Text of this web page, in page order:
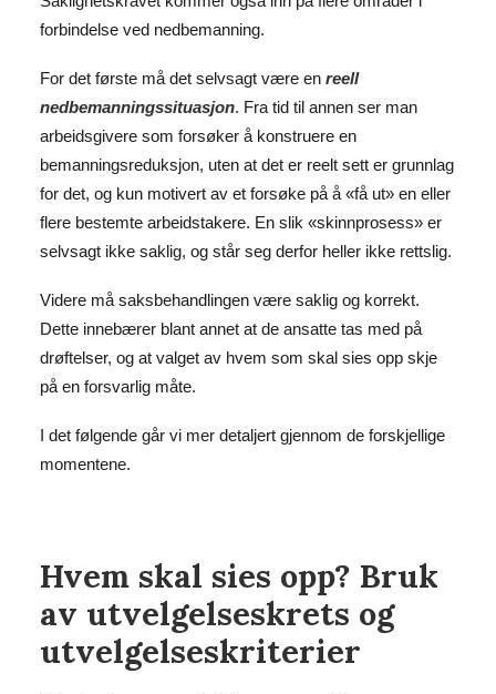
forbindelse ved nedbemanning.
For det første må det selvsagt være en reell
nedbemanningssituasjon. Fra tid til annen ser man
arbeidsgivere som forsøker å konstruere en
bemanningsreduksjon, uten at det er reelt sett er grunnlag
for det, og kun motivert av et forsøke på å «få ut» en eller
flere bestemte arbeidstakere. En slik «skinnprosess» er
selvsagt ikke saklig, og står seg derfor heller ikke rettslig.
Videre må saksbehandlingen være saklig og korrekt.
Dette innebærer blant annet at de ansatte tas med på
drøftelser, og at valget av hvem som skal sies opp skje
på en forsvarlig måte.
I det følgende går vi mer detaljert gjennom de forskjellige
momentene.
Hvem skal sies opp? Bruk
av utvelgelseskrets og
utvelgelseskriterier